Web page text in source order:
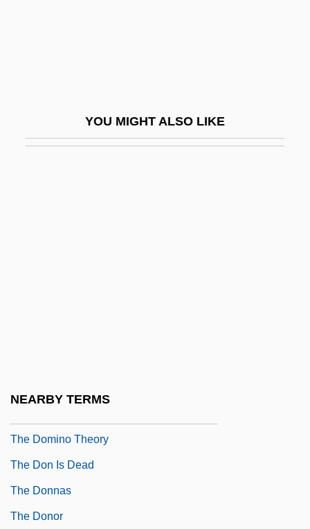
YOU MIGHT ALSO LIKE
NEARBY TERMS
The Domino Theory
The Don Is Dead
The Donnas
The Donor